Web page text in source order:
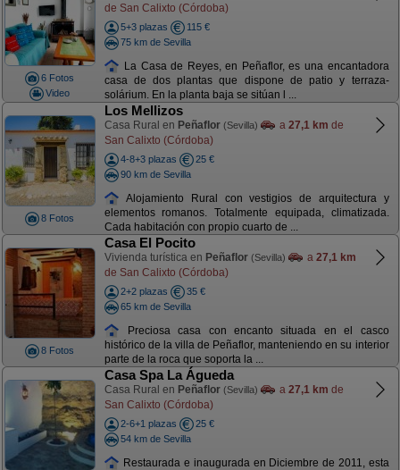
6 Fotos
Video
de San Calixto (Córdoba)
5+3 plazas
115 €
75 km de Sevilla
La Casa de Reyes, en Peñaflor, es una encantadora
casa de dos plantas que dispone de patio y terraza-
solárium. En la planta baja se sitúan l ...
8 Fotos
Los Mellizos
Casa Rural en Peñaflor (Sevilla) a 27,1 km de
San Calixto (Córdoba)
4-8+3 plazas
25 €
90 km de Sevilla
Alojamiento Rural con vestigios de arquitectura y
elementos romanos. Totalmente equipada, climatizada.
Cada habitación con propio cuarto de ...
8 Fotos
Casa El Pocito
Vivienda turística en Peñaflor (Sevilla) a 27,1 km
de San Calixto (Córdoba)
2+2 plazas
35 €
65 km de Sevilla
Preciosa casa con encanto situada en el casco
histórico de la villa de Peñaflor, manteniendo en su interior
parte de la roca que soporta la ...
Casa Spa La Águeda
Casa Rural en Peñaflor (Sevilla) a 27,1 km de
San Calixto (Córdoba)
2-6+1 plazas
25 €
54 km de Sevilla
Restaurada e inaugurada en Diciembre de 2011, esta